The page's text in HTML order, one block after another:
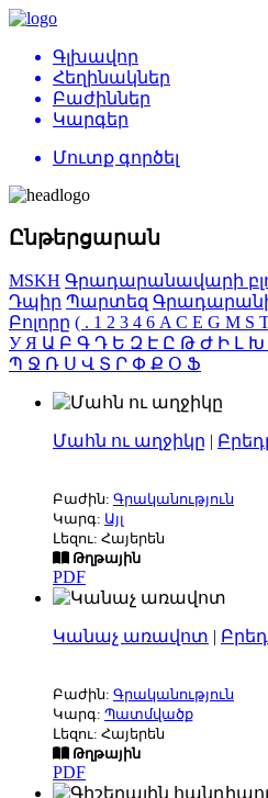
Գլխավոր
Հեղինակներ
Բաժիններ
Կարգեր
Մուտք գործել
Ընթերցարան
MSKH Գրադարանավարի
Դպիր Պարտեզ
Բոլորը ( . 1 2 3 4 6 AC E G M S
УЯ Ա Բ Գ Դ Ե Զ Է Ը Թ Ժ Ի Լ Խ
Պ Ջ Ռ Ս Վ Տ Ր Փ Ք Օ Ֆ
Մահն ու աղջիկը |
Բաժին: Գրականություն
Կարգ: Այլ
Լեզու: Հայերեն
Թղթային
PDF
Կանաչ առավոտ |
Բաժին: Գրականություն
Կարգ: Պատմվածք
Լեզու: Հայերեն
Թղթային
PDF